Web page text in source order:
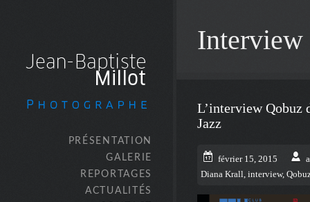
PRÉSENTATION
GALERIE
REPORTAGES
ACTUALITÉS
Interview
L’interview Qobuz
Jazz
février 15, 2015
Diana Krall, interview,